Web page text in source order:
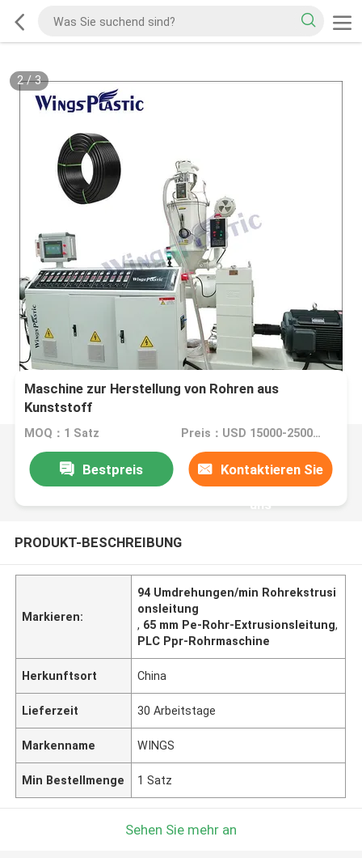
2/3
Maschine zur Herstellung von Rohren aus
Kunststoff
MOQ：1 Satz Preis：USD 15000-25000 per set
Bestpreis Kontaktieren Sie
uns
PRODUKT-BESCHREIBUNG
Markieren:
94 Umdrehungen/min Rohrekstrusi
onsleitung
, 65 mm Pe-Rohr-Extrusionsleitung,
PLC Ppr-Rohrmaschine
Herkunftsort China
Lieferzeit 30 Arbeitstage
Markenname WINGS
Min Bestellmenge 1 Satz
Sehen Sie mehr an